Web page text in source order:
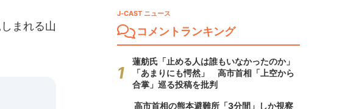
まれる山
J-CAST ニュース
コメントランキング
蓮舫氏「止める人は誰もいなかったのか」
「あまりにも愕然」 高市首相「上空から
合掌」巡る投稿を批判
高市首相の熊本避難所「3分間」しか視察